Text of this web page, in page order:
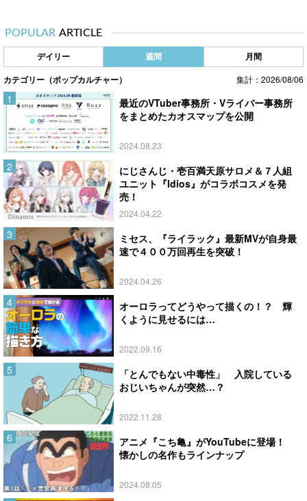
POPULAR ARTICLE
デイリー 週間 月間
カテゴリー（ポップカルチャー） 集計：2026/08/06
最近のVTuber事務所・Vライバー事務所
をまとめたカオスマップを公開
2024.08.23
にじさんじ・壱百満天原サロメ＆７人組
ユニット『Idios』がコラボコスメを発
売！
2024.04.22
ミセス、『ライラック』最新MVが自身最
速で４００万回再生を突破！
2024.04.26
オーロラってどうやって描くの！？ 輝
くように見せるには…
2022.09.16
「とんでもない中毒性」 入院している
おじいちゃんが突然…？
2022.11.28
アニメ『こち亀』がYouTubeに登場！
懐かしの名作もラインナップ
2024.08.05